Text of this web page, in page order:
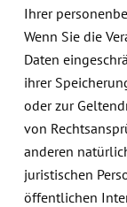
Ihrer
Wenn Sie die
Daten
ihrer
oder zur
von
anderen
juristischen
öffentlichen